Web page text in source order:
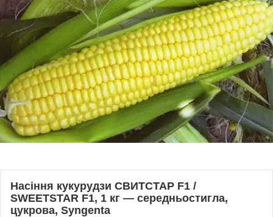
Насіння кукурудзи СВИТСТАР F1 /
SWEETSTAR F1, 1 кг — середньостигла,
цукрова, Syngenta